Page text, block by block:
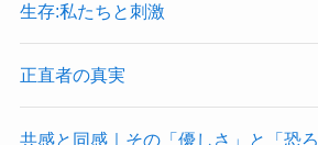
生存:私たちと刺激
正直者の真実
共感と同感｜その「優しさ」と「恐